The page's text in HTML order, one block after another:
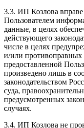
3.3. ИП Козлова вправе
Пользователем
данные, в целях
действующего
числе в целях
и/или противоправных
предоставленной
произведено лишь в
законодательством
суда,
предусмотренных
случаях.
3.4. ИП Козлова не